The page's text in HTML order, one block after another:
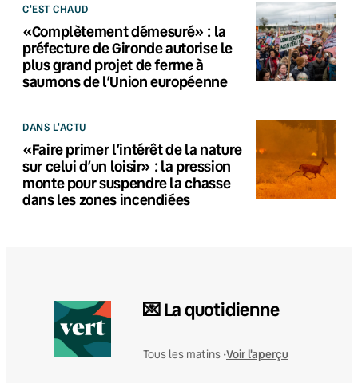
C'EST CHAUD
«Complètement démesuré» : la
préfecture de Gironde autorise le
plus grand projet de ferme à
saumons de l’Union européenne
DANS L'ACTU
«Faire primer l’intérêt de la nature
sur celui d’un loisir» : la pression
monte pour suspendre la chasse
dans les zones incendiées
💌 La quotidienne
Tous les matins •Voir l'aperçu